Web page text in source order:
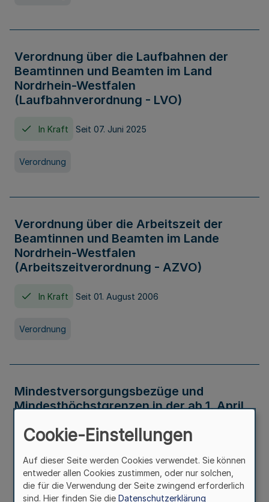
Verordnung über die Laufbahnen der
Beamtinnen und Beamten im Land
Nordrhein-Westfalen
(Laufbahnverordnung - LVO)
In Kraft Seit 07. Juni 2025
Verordnung
Verordnung über die Arbeitszeit der
Beamtinnen und Beamten im Lande
Nordrhein-Westfalen
(Arbeitszeitverordnung - AZVO)
In Kraft Seit 01. August 2006
Verordnung
Mindestversorgungsbezüge und
Mindesthöchstgrenzen in der ab 1. April
Verwaltungsvorschrift
Cookie-Einstellungen
Auf dieser Seite werden Cookies verwendet. Sie können
entweder allen Cookies zustimmen, oder nur solchen,
die für die Verwendung der Seite zwingend erforderlich
sind. Hier finden Sie die Datenschutzerklärung